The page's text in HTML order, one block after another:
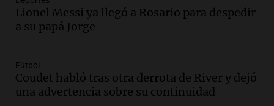
Episodios
Audio.Una nutricionista derribó el mito
conviene priorizar
Una mañana para todos
Episodios
Lionel Messi ya llegó a Rosario para despedir
a su papá Jorge
Fútbol
Coudet habló tras otra derrota de River y dejó
una advertencia sobre su continuidad